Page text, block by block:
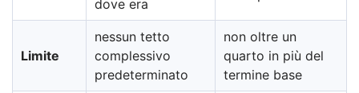
dove era
Limite
nessun tetto
complessivo
predeterminato
non oltre un
quarto in più del
termine base